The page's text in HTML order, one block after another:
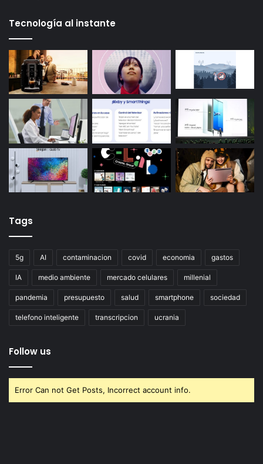
Tecnología al instante
Tags
5g AI contaminacion covid economia gastos
IA medio ambiente mercado celulares millenial
pandemia presupuesto salud smartphone sociedad
telefono inteligente transcripcion ucrania
Follow us
Error Can not Get Posts, Incorrect account info.